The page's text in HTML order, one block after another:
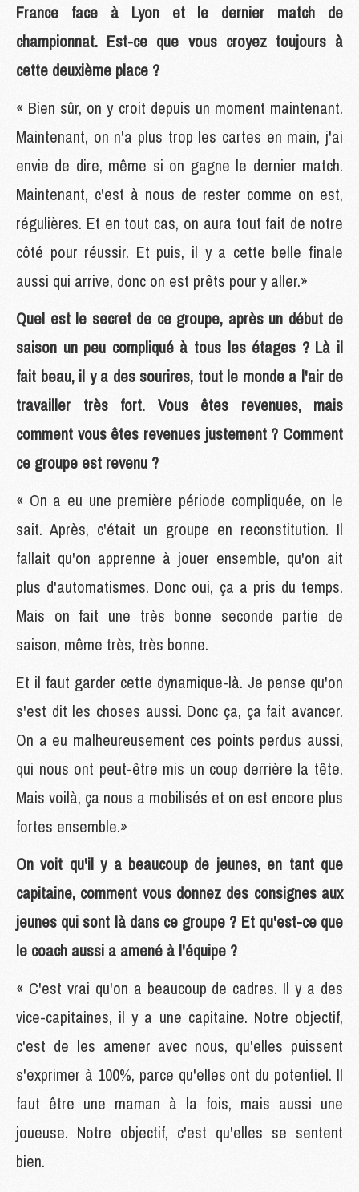
France face à Lyon et le dernier match de
championnat. Est-ce que vous croyez toujours à
cette deuxième place ?
« Bien sûr, on y croit depuis un moment maintenant.
Maintenant, on n'a plus trop les cartes en main, j'ai
envie de dire, même si on gagne le dernier match.
Maintenant, c'est à nous de rester comme on est,
régulières. Et en tout cas, on aura tout fait de notre
côté pour réussir. Et puis, il y a cette belle finale
aussi qui arrive, donc on est prêts pour y aller.»
Quel est le secret de ce groupe, après un début de
saison un peu compliqué à tous les étages ? Là il
fait beau, il y a des sourires, tout le monde a l'air de
travailler très fort. Vous êtes revenues, mais
comment vous êtes revenues justement ? Comment
ce groupe est revenu ?
« On a eu une première période compliquée, on le
sait. Après, c'était un groupe en reconstitution. Il
fallait qu'on apprenne à jouer ensemble, qu'on ait
plus d'automatismes. Donc oui, ça a pris du temps.
Mais on fait une très bonne seconde partie de
saison, même très, très bonne.
Et il faut garder cette dynamique-là. Je pense qu'on
s'est dit les choses aussi. Donc ça, ça fait avancer.
On a eu malheureusement ces points perdus aussi,
qui nous ont peut-être mis un coup derrière la tête.
Mais voilà, ça nous a mobilisés et on est encore plus
fortes ensemble.»
On voit qu'il y a beaucoup de jeunes, en tant que
capitaine, comment vous donnez des consignes aux
jeunes qui sont là dans ce groupe ? Et qu'est-ce que
le coach aussi a amené à l'équipe ?
« C'est vrai qu'on a beaucoup de cadres. Il y a des
vice-capitaines, il y a une capitaine. Notre objectif,
c'est de les amener avec nous, qu'elles puissent
s'exprimer à 100%, parce qu'elles ont du potentiel. Il
faut être une maman à la fois, mais aussi une
joueuse. Notre objectif, c'est qu'elles se sentent
bien.